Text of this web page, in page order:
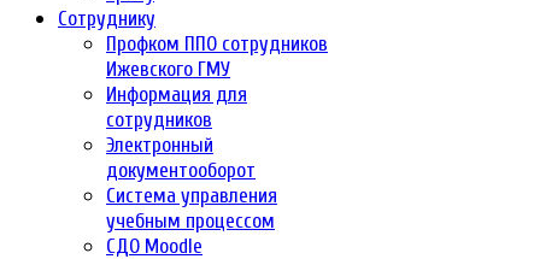
Сотруднику
Профком ППО сотрудников
Ижевского ГМУ
Информация для
сотрудников
Электронный
документооборот
Система управления
учебным процессом
СДО Moodle